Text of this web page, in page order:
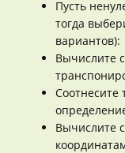
Пусть
тогда
вариантов):
Вычислите
Соотнесите
Вычислите